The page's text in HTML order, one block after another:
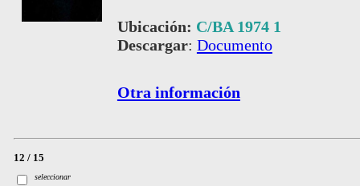
Ubicación: C/BA 1974 1
Descargar: Documento
Otra información
12 / 15
seleccionar